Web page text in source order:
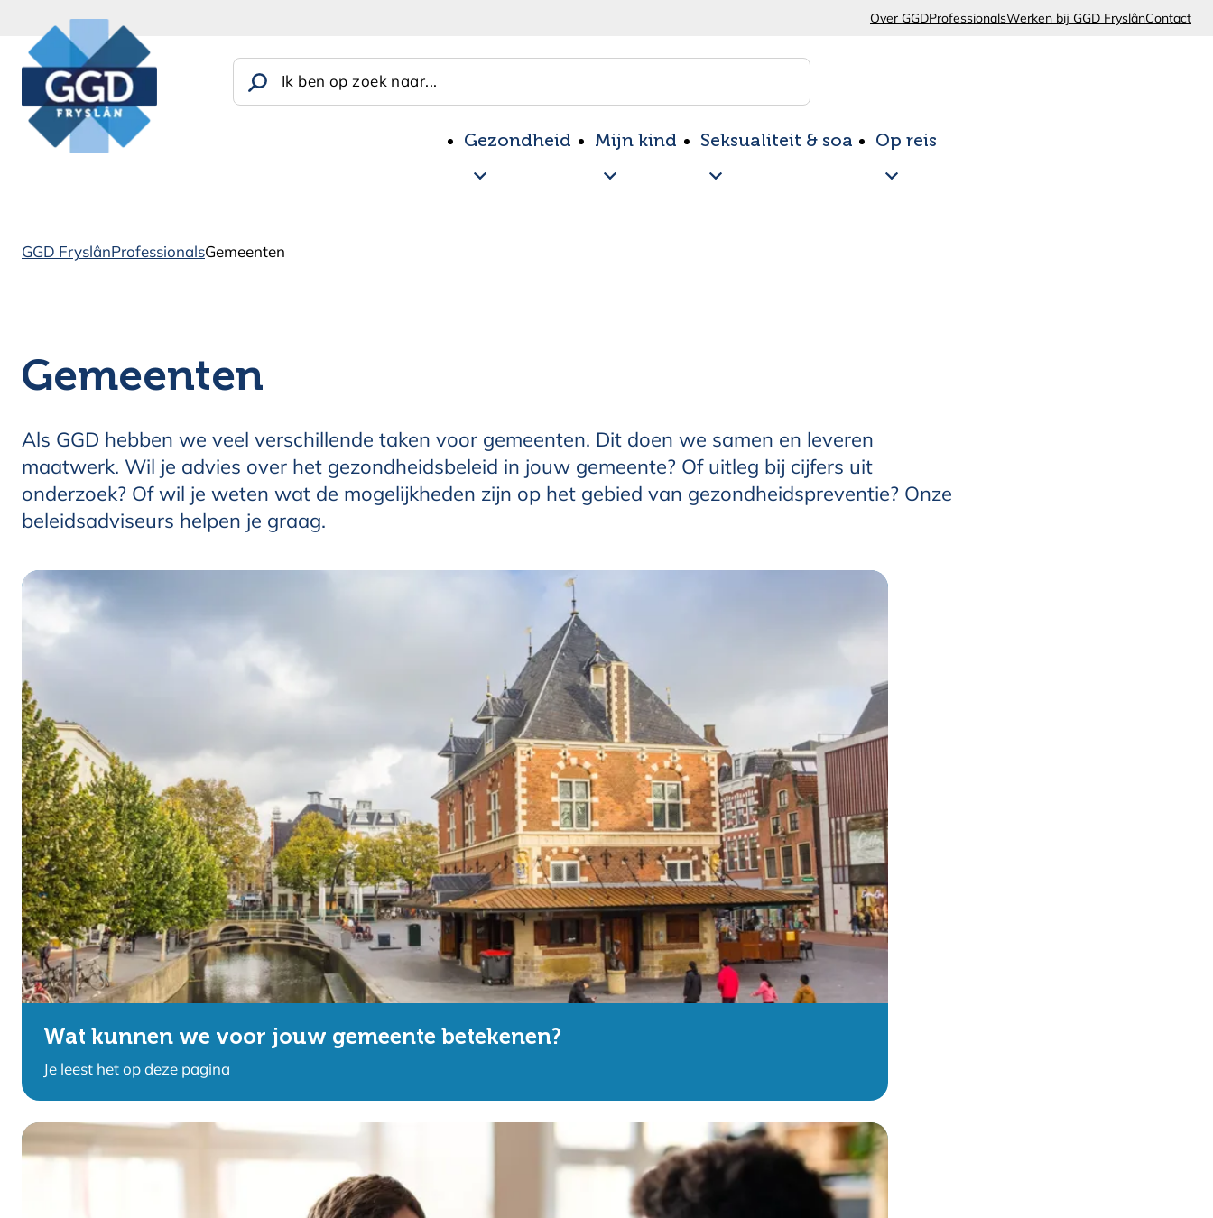
Gezondheid Mijn kind Seksualiteit & soa Op reis
Over GGDProfessionalsWerken bij GGD FryslânContact
Ik ben op zoek naar...
GGD FryslânProfessionalsGemeenten
Gemeenten
Als GGD hebben we veel verschillende taken voor gemeenten. Dit doen we samen en leveren
maatwerk. Wil je advies over het gezondheidsbeleid in jouw gemeente? Of uitleg bij cijfers uit
onderzoek? Of wil je weten wat de mogelijkheden zijn op het gebied van gezondheidspreventie? Onze
beleidsadviseurs helpen je graag.
Wat kunnen we voor jouw gemeente betekenen?
Je leest het op deze pagina